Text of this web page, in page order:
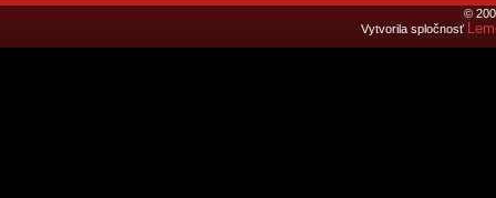
©
Vytvorila spločnosť